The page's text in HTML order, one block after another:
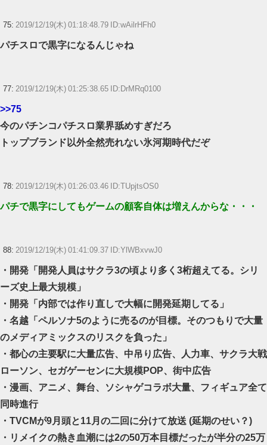
75: 2019/12/19(木) 01:18:48.79 ID:wAilrHFh0
パチスロで黒字になるんじゃね
77: 2019/12/19(木) 01:25:38.65 ID:DrMRq0100
>>75
今のパチンコパチスロ業界舐めすぎだろ
トップブランド以外全然売れない氷河期時代だぞ
78: 2019/12/19(木) 01:26:03.46 ID:TUpjtsOS0
パチで黒字にしてもゲームの顧客自体は増えんからな・・・
88: 2019/12/19(木) 01:41:09.37 ID:YlWBxvwJ0
・開発「開発人員はサクラ3の頃より多く3桁超えてる。シリ
ーズ史上最大規模」
・開発「内部では作り直しで大幅に開発延期してる」
・名越「ペルソナ5のように売るのが目標。そのつもりで大量
のメディアミックスのリスクを負った」
・都心の主要駅に大量広告、中吊り広告、人力車、サクラ大戦
ローソン、セガゲーセンに大規模POP、街中広告
・漫画、アニメ、舞台、ソシャゲコラボ大量、フィギュア全て
同時進行
・TVCMが9月頭と11月の二回に分けて放送 (延期のせい？)
・リメイクの熱き血潮には2の50万本目標だったが半分の25万